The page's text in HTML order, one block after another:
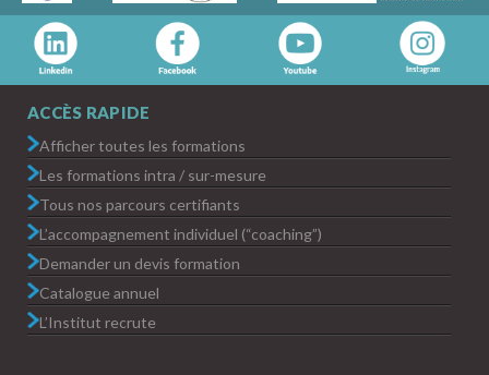
ACCÈS RAPIDE
Afficher toutes les formations
Les formations intra / sur-mesure
Tous nos parcours certifiants
L’accompagnement individuel (“coaching”)
Demander un devis formation
Catalogue annuel
L’Institut recrute